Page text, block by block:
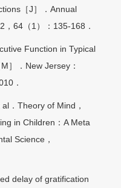
［J］．Annual
64（1）：135-168．
Function in Typical
］．New Jersey：
．
．Theory of Mind，
in Children：A Meta
Science，
delay of gratification